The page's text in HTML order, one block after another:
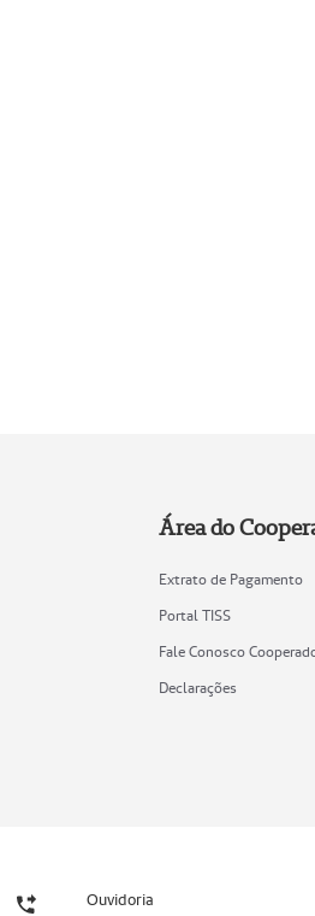
Área do
Extrato de Pagamento
Portal TISS
Fale Conosco
Declarações
Ouvidoria